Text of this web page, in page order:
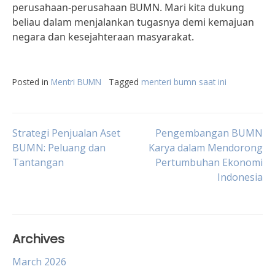
perusahaan-perusahaan BUMN. Mari kita dukung
beliau dalam menjalankan tugasnya demi kemajuan
negara dan kesejahteraan masyarakat.
Posted in Mentri BUMN Tagged menteri bumn saat ini
Post
navigation
Strategi Penjualan Aset
BUMN: Peluang dan
Tantangan
Pengembangan BUMN
Karya dalam Mendorong
Pertumbuhan Ekonomi
Indonesia
Archives
March 2026